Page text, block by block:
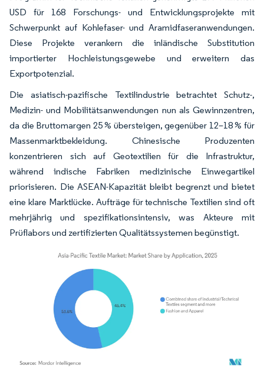
USD für 168 Forschungs- und Entwicklungsprojekte mit
Schwerpunkt auf Kohlefaser- und Aramidfaseranwendungen.
Diese Projekte verankern die inländische Substitution
importierter Hochleistungsgewebe und erweitern das
Exportpotenzial.
Die asiatisch-pazifische Textilindustrie betrachtet Schutz-,
Medizin- und Mobilitätsanwendungen nun als Gewinnzentren,
da die Bruttomargen 25 % übersteigen, gegenüber 12–18 % für
Massenmarktbekleidung. Chinesische Produzenten
konzentrieren sich auf Geotextilien für die Infrastruktur,
während indische Fabriken medizinische Einwegartikel
priorisieren. Die ASEAN-Kapazität bleibt begrenzt und bietet
eine klare Marktlücke. Aufträge für technische Textilien sind oft
mehrjährig und spezifikationsintensiv, was Akteure mit
Prüflabors und zertifizierten Qualitätssystemen begünstigt.